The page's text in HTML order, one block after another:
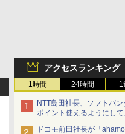
アクセスランキング
1時間 24時間 1
NTT島田社長、ソフトバ
ポイント使えるようにして
ドコモ前田社長が「